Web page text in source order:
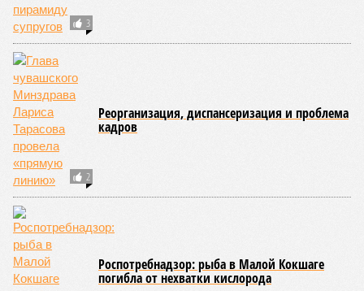
высокого класса.
В том же году был проведён первый официальный
чемпионат по керешу, участие в котором приняли
сильнейшие борцы со всех районов Чувашии; турнир
наглядно продемонстрировал динамичный и зрелищный
характер этого вида спорта.
Керешу включён в перечень приоритетных спортивных
дисциплин на территории Чувашской Республики. Кроме
того, данное единоборство уже имеет опыт выхода на
международную арену: оно входило в программу I и II
Всемирных игр национальных видов единоборств, которые
проводились в Чувашии, что говорит о расширении
географии интереса к этой борьбе за пределами региона.
Александра Иванова
Опубликовано:22.07.2026 13:47
Отредактировано:22.07.2026 13:47